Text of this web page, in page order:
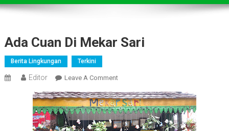
Ada Cuan Di Mekar Sari
Berita Lingkungan Terkini
Editor Leave A CommentOn
Cuan
Di
Mekar